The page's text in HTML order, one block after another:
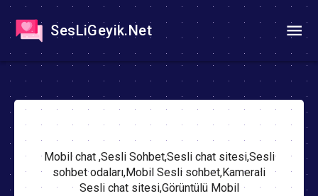
SesLiGeyik.Net
Mobil chat ,Sesli Sohbet,Sesli chat sitesi,Sesli
sohbet odaları,Mobil Sesli sohbet,Kamerali
Sesli chat sitesi,Görüntülü Mobil